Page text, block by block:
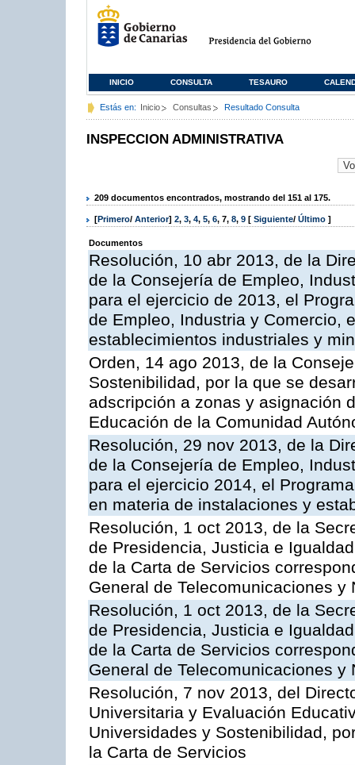
INICIO CONSULTA TESAURO
Estás en: Inicio Consultas Resultado Consulta
INSPECCION ADMINISTRATIVA
209 documentos encontrados, mostrando del 151 al 175.
[Primero/ Anterior] 2, 3, 4, 5, 6, 7, 8, 9 [ Siguiente/ Último ]
Documentos
Resolución, 10 abr 2013, de la
de la Consejería de Empleo,
para el ejercicio de 2013, el
de Empleo, Industria y Comercio,
establecimientos industriales y
Orden, 14 ago 2013, de la
Sostenibilidad, por la que se
adscripción a zonas y asignación
Educación de la Comunidad
Resolución, 29 nov 2013, de la
de la Consejería de Empleo,
para el ejercicio 2014, el
en materia de instalaciones y
Resolución, 1 oct 2013, de la
de Presidencia, Justicia e
de la Carta de Servicios
General de Telecomunicaciones y
Resolución, 1 oct 2013, de la
de Presidencia, Justicia e
de la Carta de Servicios
General de Telecomunicaciones y
Resolución, 7 nov 2013, del
Universitaria y Evaluación
Universidades y Sostenibilidad,
la Carta de Servicios